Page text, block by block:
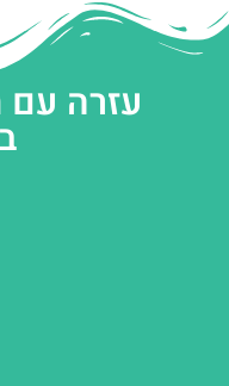
עזרה עם